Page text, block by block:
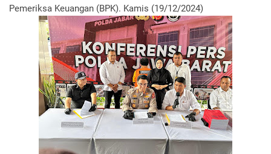
Pemeriksa Keuangan (BPK). Kamis (19/12/2024)